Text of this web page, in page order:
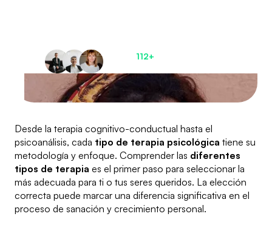
112+
Desde la terapia cognitivo-conductual hasta el
psicoanálisis, cada tipo de terapia psicológica tiene su
metodología y enfoque. Comprender las diferentes
tipos de terapia es el primer paso para seleccionar la
más adecuada para ti o tus seres queridos. La elección
correcta puede marcar una diferencia significativa en el
proceso de sanación y crecimiento personal.